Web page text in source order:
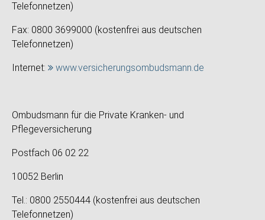
Telefonnetzen)
Fax: 0800 3699000 (kostenfrei aus deutschen
Telefonnetzen)
Internet: www.versicherungsombudsmann.de
Ombudsmann für die Private Kranken- und
Pflegeversicherung
Postfach 06 02 22
10052 Berlin
Tel.: 0800 2550444 (kostenfrei aus deutschen
Telefonnetzen)